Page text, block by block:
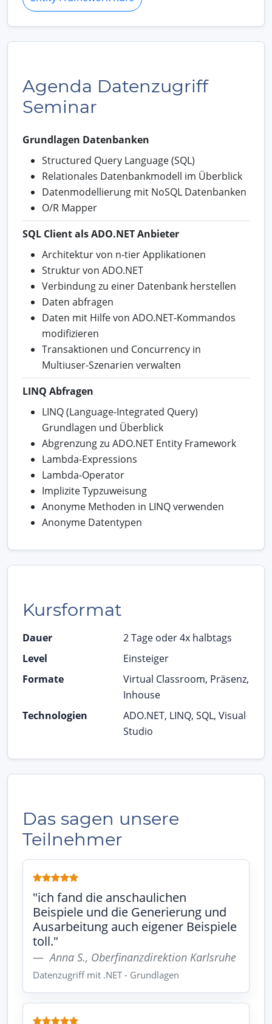
Agenda Datenzugriff
Seminar
Grundlagen Datenbanken
Structured Query Language (SQL)
Relationales Datenbankmodell im Überblick
Datenmodellierung mit NoSQL Datenbanken
O/R Mapper
SQL Client als ADO.NET Anbieter
Architektur von n-tier Applikationen
Struktur von ADO.NET
Verbindung zu einer Datenbank herstellen
Daten abfragen
Daten mit Hilfe von ADO.NET-Kommandos
modifizieren
Transaktionen und Concurrency in
Multiuser-Szenarien verwalten
LINQ Abfragen
LINQ (Language-Integrated Query)
Grundlagen und Überblick
Abgrenzung zu ADO.NET Entity Framework
Lambda-Expressions
Lambda-Operator
Implizite Typzuweisung
Anonyme Methoden in LINQ verwenden
Anonyme Datentypen
Kursformat
Dauer
2 Tage oder 4x halbtags
Level
Einsteiger
Formate
Virtual Classroom, Präsenz,
Inhouse
Technologien
ADO.NET, LINQ, SQL, Visual
Studio
Das sagen unsere
Teilnehmer
"ich fand die anschaulichen
Beispiele und die Generierung und
Ausarbeitung auch eigener Beispiele
toll."
Anna S., Oberfinanzdirektion Karlsruhe
Datenzugriff mit .NET - Grundlagen